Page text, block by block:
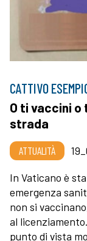
CATTIVO
O ti vaccini
strada
ATTUALITÀ
In Vaticano è
emergenza
non si
al
punto di vista